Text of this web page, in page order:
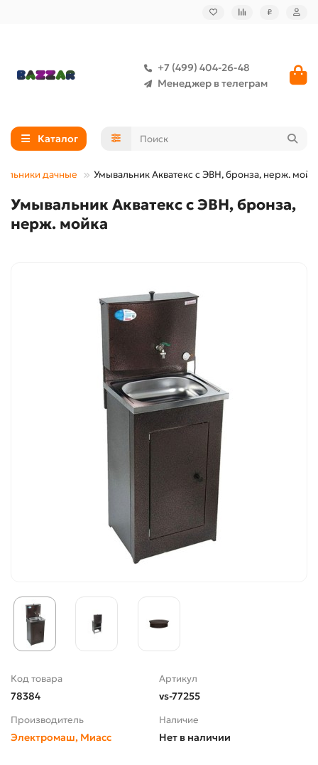
₽
+7 (499) 404-26-48
Менеджер в телеграм
Каталог
дачные Умывальник Акватекс с ЭВН, бронза, нерж.
Умывальник Акватекс с ЭВН, бронза,
нерж. мойка
Код товара
78384
Артикул
vs-77255
Производитель
Электромаш, Миасс
Наличие
Нет в наличии